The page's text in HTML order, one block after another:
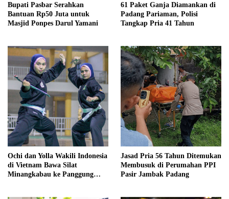
Bupati Pasbar Serahkan
Bantuan Rp50 Juta untuk
Masjid Ponpes Darul Yamani
61 Paket Ganja Diamankan di
Padang Pariaman, Polisi
Tangkap Pria 41 Tahun
Ochi dan Yolla Wakili Indonesia
di Vietnam Bawa Silat
Minangkabau ke Panggung
Jasad Pria 56 Tahun Ditemukan
Membusuk di Perumahan PPI
Pasir Jambak Padang